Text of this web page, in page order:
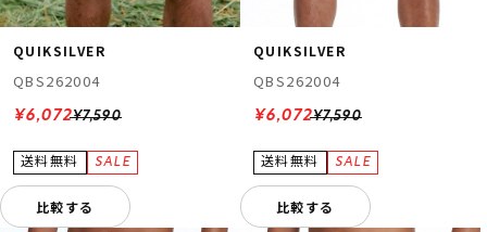
QUIKSILVER
QBS262004
¥7,590
¥6,072
比較する
QUIKSILVER
QBS262004
¥7,590
¥6,072
比較する